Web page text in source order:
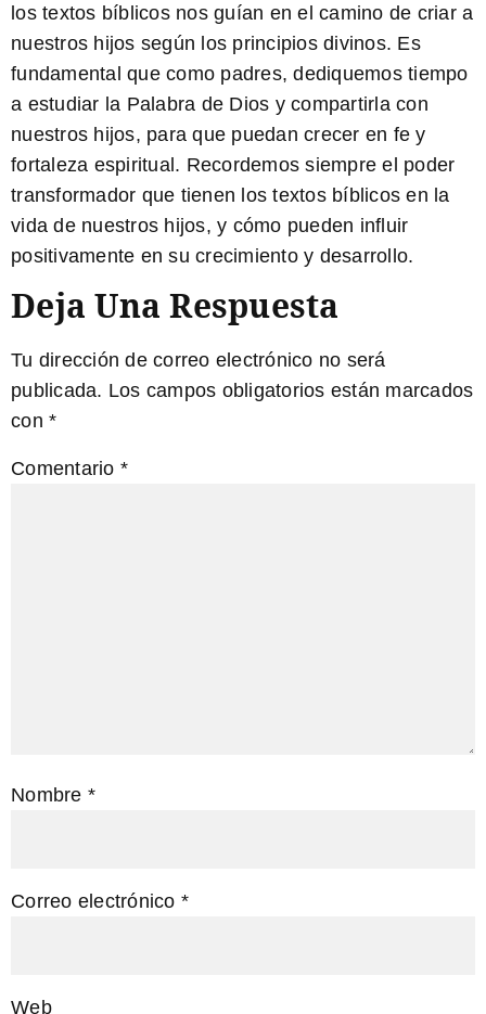
los textos bíblicos nos guían en el camino de criar a
nuestros hijos según los principios divinos. Es
fundamental que como padres, dediquemos tiempo
a estudiar la Palabra de Dios y compartirla con
nuestros hijos, para que puedan crecer en fe y
fortaleza espiritual. Recordemos siempre el poder
transformador que tienen los textos bíblicos en la
vida de nuestros hijos, y cómo pueden influir
positivamente en su crecimiento y desarrollo.
Deja Una Respuesta
Tu dirección de correo electrónico no será
publicada. Los campos obligatorios están marcados
con *
Comentario *
Nombre *
Correo electrónico *
Web